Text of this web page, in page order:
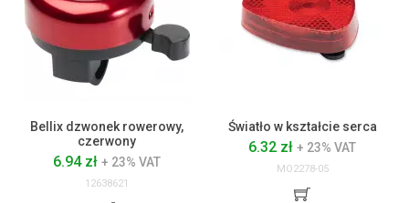
Bellix dzwonek rowerowy,
czerwony
6.94 zł + 23% VAT
12638621
Światło w kształcie serca
6.32 zł + 23% VAT
MO2278-05